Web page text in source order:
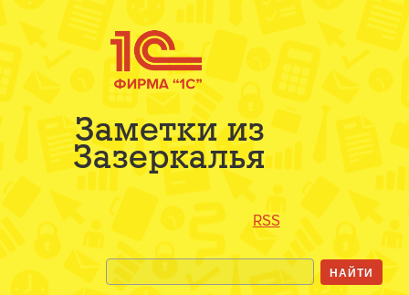
Заметки из
Зазеркалья
RSS